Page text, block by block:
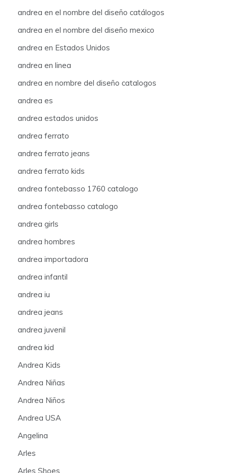
andrea en el nombre del diseño catálogos
andrea en el nombre del diseño mexico
andrea en Estados Unidos
andrea en linea
andrea en nombre del diseño catalogos
andrea es
andrea estados unidos
andrea ferrato
andrea ferrato jeans
andrea ferrato kids
andrea fontebasso 1760 catalogo
andrea fontebasso catalogo
andrea girls
andrea hombres
andrea importadora
andrea infantil
andrea iu
andrea jeans
andrea juvenil
andrea kid
Andrea Kids
Andrea Niñas
Andrea Niños
Andrea USA
Angelina
Arles
Arles Shoes